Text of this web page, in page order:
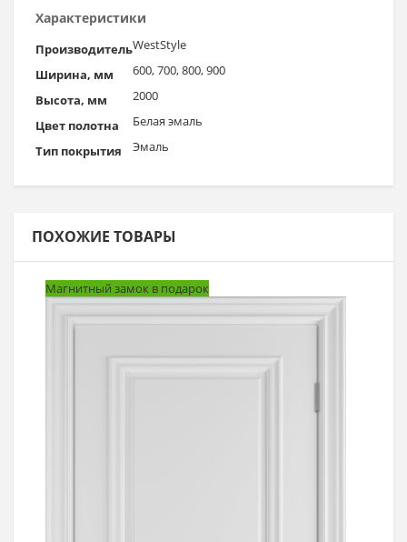
Характеристики
ПроизводительWestStyle
Ширина, мм
600, 700, 800, 900
Высота, мм
2000
Цвет полотна
Белая эмаль
Тип покрытия
Эмаль
ПОХОЖИЕ ТОВАРЫ
Магнитный замок в подарок
Выбрать >